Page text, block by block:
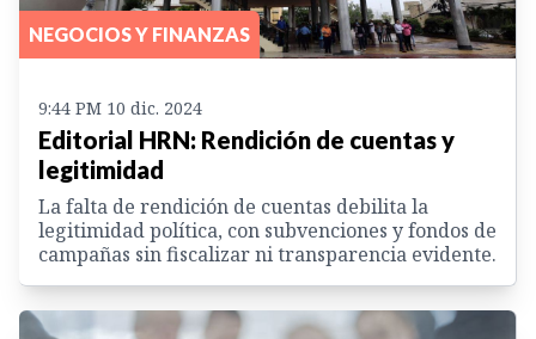
NEGOCIOS Y FINANZAS
9:44 PM 10 dic. 2024
Editorial HRN: Rendición de cuentas y
legitimidad
La falta de rendición de cuentas debilita la
legitimidad política, con subvenciones y fondos de
campañas sin fiscalizar ni transparencia evidente.